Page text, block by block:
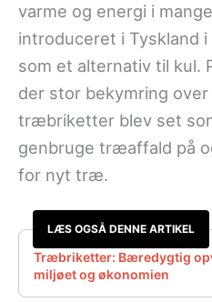
varme og energi i
introduceret i Tyskland
som et alternativ til kul.
der stor bekymring
træbriketter blev set
genbruge træaffald på
for nyt træ.
LÆS OGSÅ DENNE ARTIKEL
Træbriketter: Bæredygtig
miljøet og økonomien